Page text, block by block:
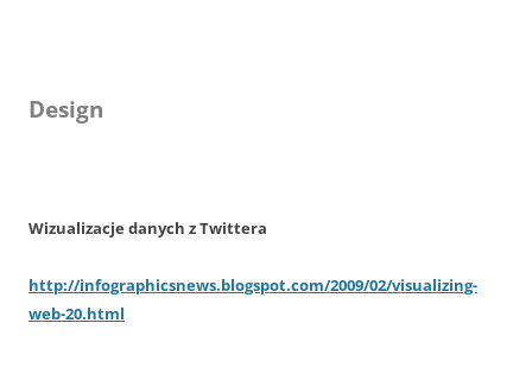
Design
Wizualizacje danych z Twittera
http://infographicsnews.blogspot.com/2009/02/visualizing-
web-20.html